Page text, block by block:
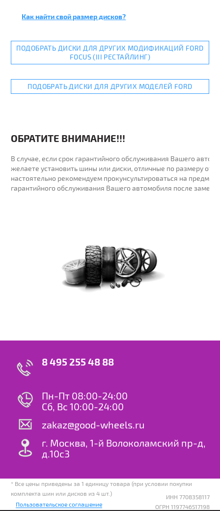
Как найти свой размер дисков?
ПОДОБРАТЬ ДИСКИ ДЛЯ ДРУГИХ МОДИФИКАЦИЙ FORD
FOCUS (III РЕСТАЙЛИНГ)
ПОДОБРАТЬ ДИСКИ ДЛЯ ДРУГИХ МОДЕЛЕЙ FORD
ОБРАТИТЕ ВНИМАНИЕ!!!
В случае, если срок гарантийного обслуживания Вашего
желаете установить шины или диски, отличные по размеру от
настоятельно рекомендуем прокунсультироваться на предмет
гарантийного обслуживания Вашего автомобиля после
8 495 255 48 88
Пн-Пт 08:00-24:00
Сб, Вс 10:00-24:00
zakaz@good-wheels.ru
г. Москва, 1-й Волоколамский пр-д,
д.10с3
* Все цены приведены за 1 единицу товара (при условии покупки
комплекта шин или дисков из 4 шт.)
Пользовательское соглашение
ИНН 7708358117
ОГРН 1197746517198